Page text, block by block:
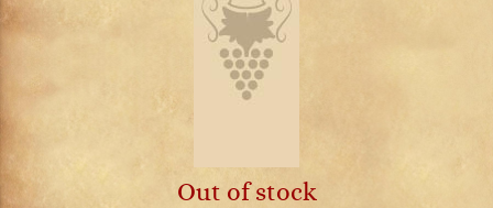
Out of stock